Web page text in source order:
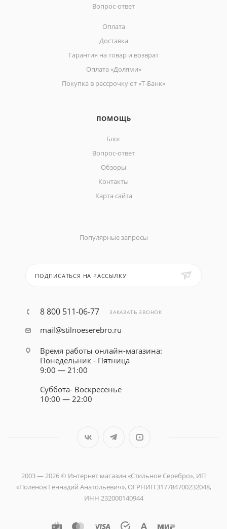
Вопрос-ответ
Оплата
Доставка
Гарантия на товар и возврат
Оплата «Долями»
Покупка в рассрочку от «Т-Банк»
ПОМОЩЬ
Блог
Вопрос-ответ
Обзоры
Контакты
Карта сайта
Популярные запросы
ПОДПИСАТЬСЯ НА РАССЫЛКУ
8 800 511-06-77 ЗАКАЗАТЬ ЗВОНОК
mail@stilnoeserebro.ru
Время работы онлайн-магазина:
Понедельник - Пятница
9:00 — 21:00
Суббота- Воскресенье
10:00 — 22:00
2003 — 2026 © Интернет магазин «Стильное Серебро», ИП
«Поленов Геннадий Анатольевич», ОГРНИП 317784700232048,
ИНН 232000140944